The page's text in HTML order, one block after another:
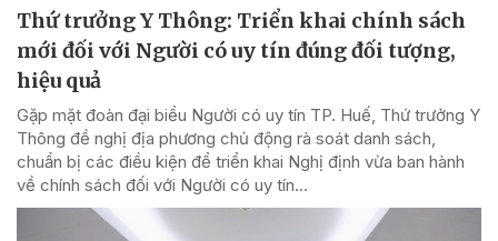
Thứ trưởng Y Thông: Triển khai chính sách
mới đối với Người có uy tín đúng đối tượng,
hiệu quả
Gặp mặt đoàn đại biểu Người có uy tín TP. Huế, Thứ trưởng Y
Thông đề nghị địa phương chủ động rà soát danh sách,
chuẩn bị các điều kiện để triển khai Nghị định vừa ban hành
về chính sách đối với Người có uy tín...